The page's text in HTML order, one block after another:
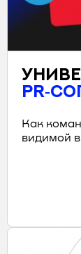
Как
видимой